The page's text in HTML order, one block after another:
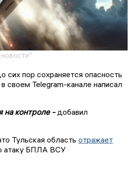
сих пор сохраняется опасность
своем Telegram-канале написал
на контроле -добавил
Тульская область отражает
атаку БПЛА ВСУ